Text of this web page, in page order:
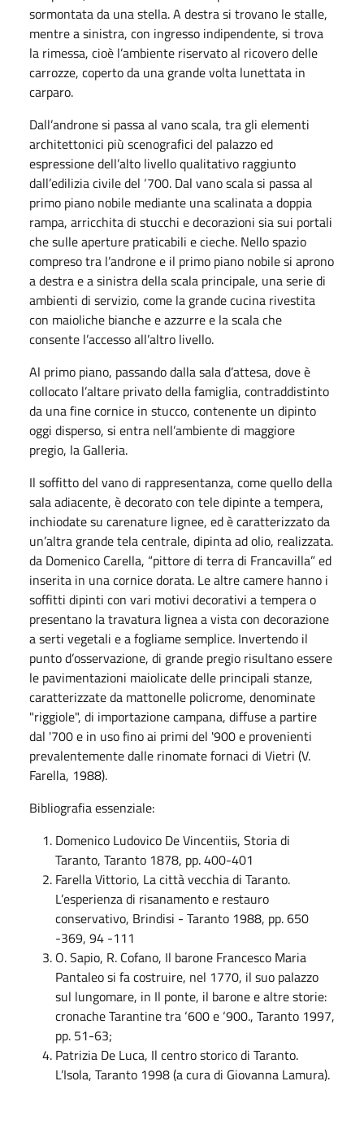
sormontata da una stella. A destra si trovano le stalle,
mentre a sinistra, con ingresso indipendente, si trova
la rimessa, cioè l’ambiente riservato al ricovero delle
carrozze, coperto da una grande volta lunettata in
carparo.
Dall’androne si passa al vano scala, tra gli elementi
architettonici più scenografici del palazzo ed
espressione dell’alto livello qualitativo raggiunto
dall’edilizia civile del ‘700. Dal vano scala si passa al
primo piano nobile mediante una scalinata a doppia
rampa, arricchita di stucchi e decorazioni sia sui portali
che sulle aperture praticabili e cieche. Nello spazio
compreso tra l’androne e il primo piano nobile si aprono
a destra e a sinistra della scala principale, una serie di
ambienti di servizio, come la grande cucina rivestita
con maioliche bianche e azzurre e la scala che
consente l’accesso all’altro livello.
Al primo piano, passando dalla sala d’attesa, dove è
collocato l’altare privato della famiglia, contraddistinto
da una fine cornice in stucco, contenente un dipinto
oggi disperso, si entra nell’ambiente di maggiore
pregio, la Galleria.
Il soffitto del vano di rappresentanza, come quello della
sala adiacente, è decorato con tele dipinte a tempera,
inchiodate su carenature lignee, ed è caratterizzato da
un’altra grande tela centrale, dipinta ad olio, realizzata.
da Domenico Carella, “pittore di terra di Francavilla” ed
inserita in una cornice dorata. Le altre camere hanno i
soffitti dipinti con vari motivi decorativi a tempera o
presentano la travatura lignea a vista con decorazione
a serti vegetali e a fogliame semplice. Invertendo il
punto d’osservazione, di grande pregio risultano essere
le pavimentazioni maiolicate delle principali stanze,
caratterizzate da mattonelle policrome, denominate
"riggiole", di importazione campana, diffuse a partire
dal '700 e in uso fino ai primi del '900 e provenienti
prevalentemente dalle rinomate fornaci di Vietri (V.
Farella, 1988).
Bibliografia essenziale:
Domenico Ludovico De Vincentiis, Storia di
Taranto, Taranto 1878, pp. 400-401
Farella Vittorio, La città vecchia di Taranto.
L’esperienza di risanamento e restauro
conservativo, Brindisi - Taranto 1988, pp. 650
-369, 94 -111
O. Sapio, R. Cofano, Il barone Francesco Maria
Pantaleo si fa costruire, nel 1770, il suo palazzo
sul lungomare, in Il ponte, il barone e altre storie:
cronache Tarantine tra ‘600 e ‘900., Taranto 1997,
pp. 51-63;
Patrizia De Luca, Il centro storico di Taranto.
L’Isola, Taranto 1998 (a cura di Giovanna Lamura).